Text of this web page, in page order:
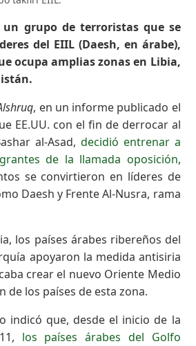
un grupo de terroristas que se
del EIIL (Daesh, en árabe),
ocupa amplias zonas en Libia,
, en un informe publicado el
EE.UU. con el fin de derrocar al
al-Asad, decidió entrenar a
de la llamada oposición,
se convirtieron en líderes de
Daesh y Frente Al-Nusra, rama
los países árabes ribereños del
apoyaron la medida antisiria
crear el nuevo Oriente Medio
de los países de esta zona.
indicó que, desde el inicio de la
los países árabes del Golfo